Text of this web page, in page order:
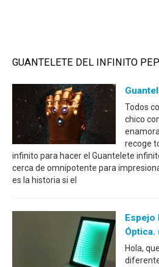
GUANTELETE DEL INFINITO
Todos
chico
recoge
infinito para hacer el Guantelete
cerca de omnipotente para
es la historia si el
Espejo
Hola,